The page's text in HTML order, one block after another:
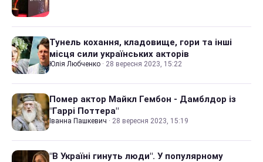
Тунель кохання, кладовище, гори та інші
місця сили українських акторів
Юлія Любченко · 28 вересня 2023, 15:22
Помер актор Майкл Гембон - Дамблдор із
"Гаррі Поттера"
Іванна Пашкевич · 28 вересня 2023, 15:19
"В Україні гинуть люди". У популярному